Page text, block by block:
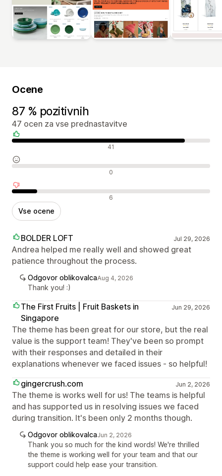
Ocene
87 % pozitivnih
47 ocen za vse prednastavitve
Pozitivne ocene 41
Nevtralne ocene 0
Negativne ocene 6
Vse ocene
BOLDER LOFT Jul 29, 2026
Andrea helped me really well and showed great
patience throughout the process.
Odgovor oblikovalcaAug 4, 2026
Thank you! :)
The First Fruits | Fruit Baskets in
Singapore
Jun 29, 2026
The theme has been great for our store, but the real
value is the support team! They've been so prompt
with their responses and detailed in their
explanations whenever we faced issues - so helpful!
gingercrush.com
Jun 2, 2026
The theme is works well for us! The teams is helpful
and has supported us in resolving issues we faced
during transition. It's been only 2 months though.
Odgovor oblikovalcaJun 2, 2026
Thank you so much for the kind words! We're thrilled
the theme is working well for your team and that our
support could help ease your transition.